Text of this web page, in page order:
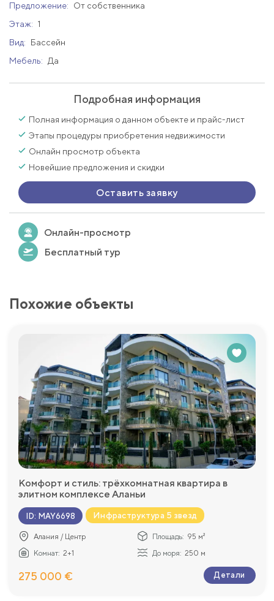
Предложение:
От собственника
Этаж: 1
Вид:
Бассейн
Мебель:
Да
Подробная информация
Полная информация о данном объекте и прайс-лист
Этапы процедуры приобретения недвижимости
Онлайн просмотр объекта
Новейшие предложения и скидки
Оставить заявку
Онлайн-просмотр
Бесплатный тур
Похожие объекты
Комфорт и стиль: трёхкомнатная квартира в
элитном комплексе Аланьи
ID: MAY6698 Инфраструктура 5 звезд
Алания / Центр Площадь: 95 м²
Комнат: 2+1 До моря: 250 м
275 000 € Детали